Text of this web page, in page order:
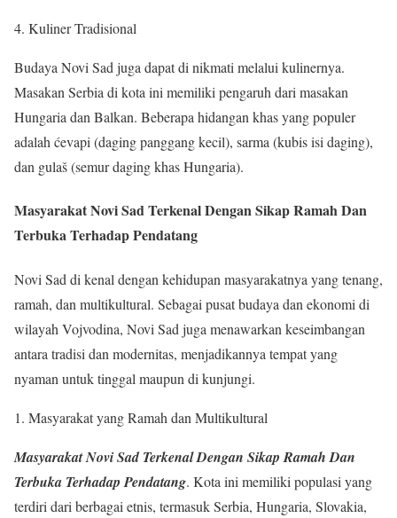
Kuliner Tradisional
Budaya Novi Sad juga dapat di nikmati melalui kulinernya.
Masakan Serbia di kota ini memiliki pengaruh dari masakan
Hungaria dan Balkan. Beberapa hidangan khas yang populer
adalah ćevapi (daging panggang kecil), sarma (kubis isi daging),
dan gulaš (semur daging khas Hungaria).
Masyarakat Novi Sad Terkenal Dengan Sikap Ramah Dan
Terbuka Terhadap Pendatang
Novi Sad di kenal dengan kehidupan masyarakatnya yang tenang,
ramah, dan multikultural. Sebagai pusat budaya dan ekonomi di
wilayah Vojvodina, Novi Sad juga menawarkan keseimbangan
antara tradisi dan modernitas, menjadikannya tempat yang
nyaman untuk tinggal maupun di kunjungi.
Masyarakat yang Ramah dan Multikultural
Masyarakat Novi Sad Terkenal Dengan Sikap Ramah Dan
Terbuka Terhadap Pendatang. Kota ini memiliki populasi yang
terdiri dari berbagai etnis, termasuk Serbia, Hungaria, Slovakia,